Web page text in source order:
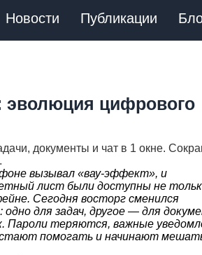
Новости Публикации
эволюция цифрового
документы и чат в 1 окне.
вызывал «вау-эффект», и
лист были доступны не
Сегодня восторг сменился
для задач, другое — для
Пароли теряются, важные
помогать и начинают